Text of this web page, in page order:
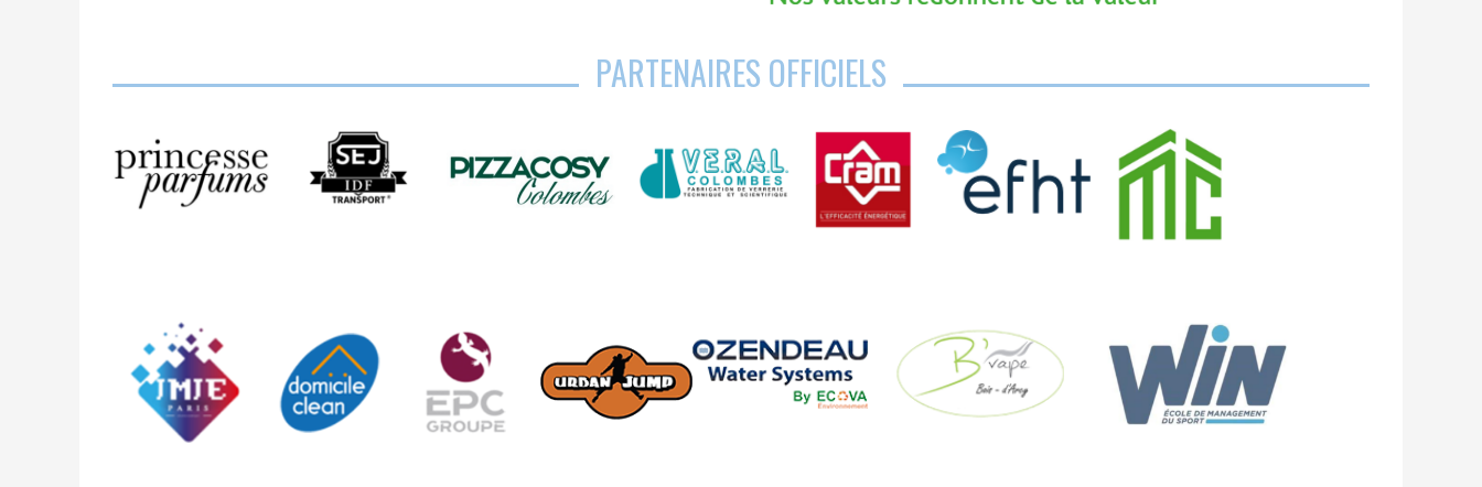
PARTENAIRES OFFICIELS